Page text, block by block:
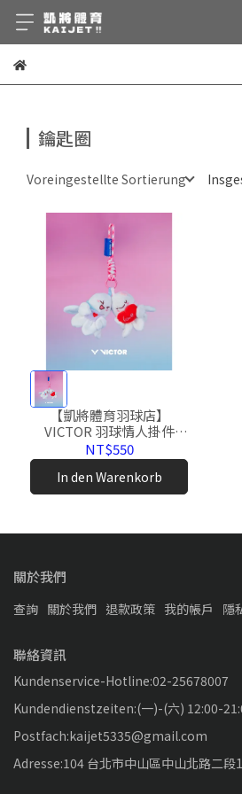
鑰匙圈
Voreingestellte Sortierung
【凱將體育羽球店】
VICTOR 羽球情人掛件
PG6036 羽球造型 吊飾 磁
吸 羽球 可愛 情侶 勝利
NT$550
In den Warenkorb
關於我們
查詢 關於我們 退款政策 我的帳戶 隱
聯絡資訊
Kundenservice-Hotline:02-25678007
Kundendienstzeiten:(一)-(六) 12:00-
Postfach:kaijet5335@gmail.com
Adresse:104 台北市中山區中山北路二段